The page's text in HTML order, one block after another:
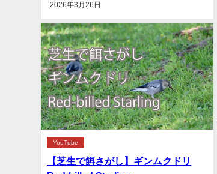
2026年3月26日
YouTube
【芝生で餌さがし】ギンムクドリ